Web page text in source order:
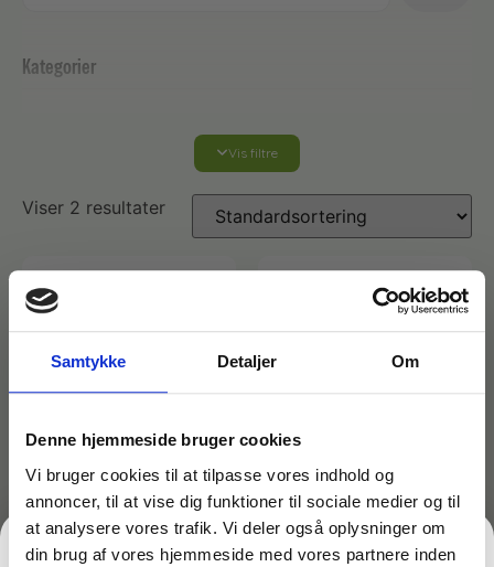
Samtykke Detaljer Om
Denne hjemmeside bruger cookies
Vi bruger cookies til at tilpasse vores indhold og
annoncer, til at vise dig funktioner til sociale medier og til
at analysere vores trafik. Vi deler også oplysninger om
din brug af vores hjemmeside med vores partnere inden
Kategorier
Affaldsposer og sække
Affaldsspande
Affaldsstativer
Gribetænger
Desinfektion af overflader
Desinfektionsmidler
Ecolab produkter
Desinfektion og rengøring
Ecolab Badeværelse
Handsker og værnemidler
Engangshandsker
Personlig hygiejne og pleje
Håndsæbe
Rekvisitter til rengøring
Vis filtre
Viser 2 resultater
Varenr: TC19109 - vm
Desinfektions- og
rengøringsmiddel –
Varenr: TC19110
Mikro-Quat Extra –
desinfektions- og